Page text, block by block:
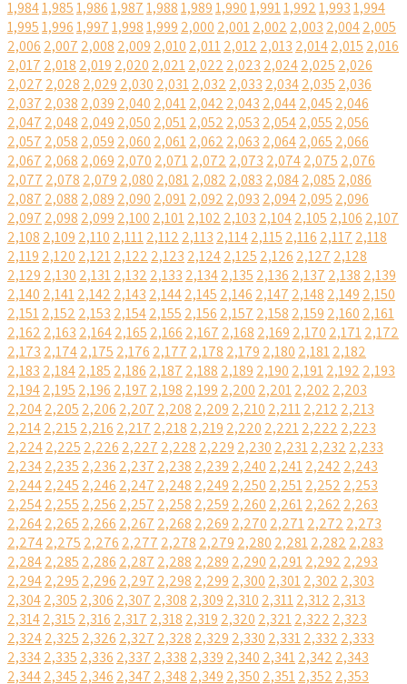
1,9841,9851,9861,9871,9881,9891,9901,9911,9921,9931,994
1,9951,9961,9971,9981,999 2,000 2,0012,002 2,003 2,0042,005
2,006 2,007 2,008 2,009 2,010 2,0112,012 2,013 2,0142,015 2,016
2,017 2,018 2,019 2,020 2,0212,022 2,023 2,0242,025 2,026
2,027 2,028 2,029 2,030 2,0312,032 2,033 2,0342,035 2,036
2,037 2,038 2,039 2,040 2,0412,042 2,043 2,0442,045 2,046
2,047 2,048 2,049 2,050 2,0512,052 2,053 2,0542,055 2,056
2,057 2,058 2,059 2,060 2,0612,062 2,063 2,0642,065 2,066
2,067 2,068 2,069 2,070 2,0712,072 2,073 2,0742,075 2,076
2,077 2,078 2,079 2,080 2,0812,082 2,083 2,0842,085 2,086
2,087 2,088 2,089 2,090 2,0912,092 2,093 2,0942,095 2,096
2,097 2,098 2,099 2,100 2,1012,102 2,103 2,1042,105 2,106 2,107
2,108 2,109 2,110 2,1112,112 2,113 2,1142,115 2,116 2,117 2,118
2,119 2,120 2,1212,122 2,123 2,1242,125 2,126 2,127 2,128
2,129 2,130 2,1312,132 2,133 2,1342,135 2,136 2,137 2,138 2,139
2,140 2,1412,142 2,143 2,1442,145 2,146 2,147 2,148 2,149 2,150
2,1512,152 2,153 2,1542,155 2,156 2,157 2,158 2,159 2,160 2,161
2,162 2,163 2,1642,165 2,166 2,167 2,168 2,169 2,170 2,1712,172
2,173 2,1742,175 2,176 2,177 2,178 2,179 2,180 2,1812,182
2,183 2,1842,185 2,186 2,187 2,188 2,189 2,190 2,1912,192 2,193
2,1942,195 2,196 2,197 2,198 2,199 2,200 2,2012,202 2,203
2,2042,205 2,206 2,207 2,208 2,209 2,210 2,2112,212 2,213
2,2142,215 2,216 2,217 2,218 2,219 2,220 2,2212,222 2,223
2,2242,225 2,226 2,227 2,228 2,229 2,230 2,2312,232 2,233
2,2342,235 2,236 2,237 2,238 2,239 2,240 2,2412,242 2,243
2,2442,245 2,246 2,247 2,248 2,249 2,250 2,2512,252 2,253
2,2542,255 2,256 2,257 2,258 2,259 2,260 2,2612,262 2,263
2,2642,265 2,266 2,267 2,268 2,269 2,270 2,2712,272 2,273
2,2742,275 2,276 2,277 2,278 2,279 2,280 2,2812,282 2,283
2,2842,285 2,286 2,287 2,288 2,289 2,290 2,2912,292 2,293
2,2942,295 2,296 2,297 2,298 2,299 2,300 2,3012,302 2,303
2,3042,305 2,306 2,307 2,308 2,309 2,310 2,3112,312 2,313
2,3142,315 2,316 2,317 2,318 2,319 2,320 2,3212,322 2,323
2,3242,325 2,326 2,327 2,328 2,329 2,330 2,3312,332 2,333
2,3342,335 2,336 2,337 2,338 2,339 2,340 2,3412,342 2,343
2,3442,345 2,346 2,347 2,348 2,349 2,350 2,3512,352 2,353